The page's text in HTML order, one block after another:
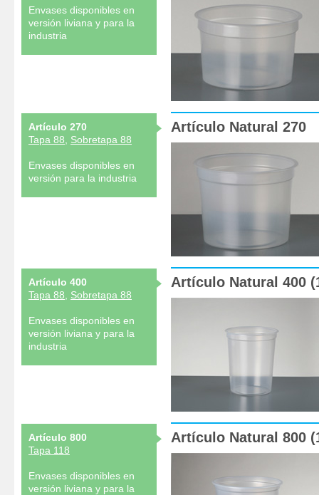
Envases disponibles en
versión liviana y para la
industria
Artículo 270
Tapa 88
Sobretapa 88
Envases disponibles en
versión para la industria
Artículo Natural 270
Artículo 400
Tapa 88
Sobretapa 88
Envases disponibles en
versión liviana y para la
industria
Artículo Natural 400
Artículo 800
Tapa 118
Envases disponibles en
versión liviana y para la
Artículo Natural 800